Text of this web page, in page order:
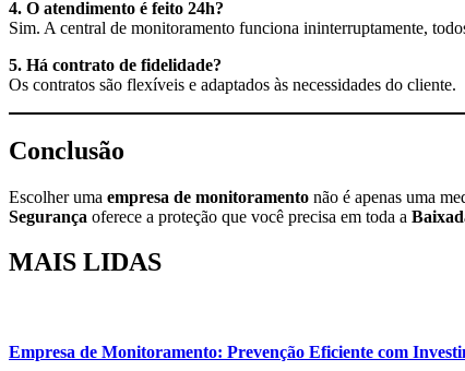
4. O atendimento é feito 24h?
Sim. A central de monitoramento funciona ininterruptamente,
5. Há contrato de fidelidade?
Os contratos são flexíveis e adaptados às necessidades do cliente.
Conclusão
Escolher uma empresa de monitoramento não é apenas uma
Segurança oferece a proteção que você precisa em toda a
MAIS LIDAS
Empresa de Monitoramento: Prevenção Eficiente com